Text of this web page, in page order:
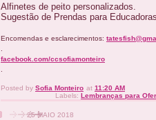
Alfinetes de peito personalizados.
Sugestão de Prendas para
Encomendas e esclarecimentos:
facebook.com/ccsofiamonteiro
Posted by Sofia Monteiro at 11:20 AM
Labels: Lembranças para
25 MAIO 2018